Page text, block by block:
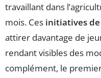
travaillant dans
mois. Ces initiatives
attirer davantage de
rendant visibles des
complément, le